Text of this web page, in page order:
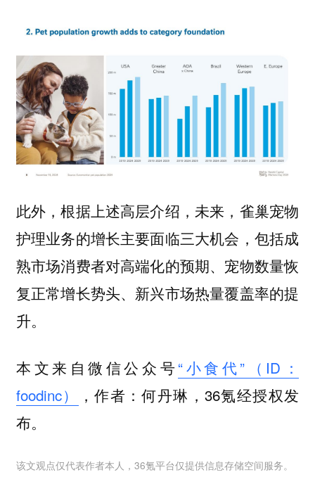
此外，根据上述高层介绍，未来，雀巢宠物
护理业务的增长主要面临三大机会，包括成
熟市场消费者对高端化的预期、宠物数量恢
复正常增长势头、新兴市场热量覆盖率的提
升。
本文来自微信公众号“小食代”（ID：
foodinc）
，作者：何丹琳，36氪经授权发
布。
该文观点仅代表作者本人，36氪平台仅提供信息存储空间服务。